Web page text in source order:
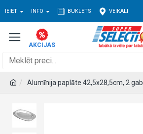
IEIET INFO BUKLETS VEIKALI
Alumīnija paplāte 42,5x28,5cm, 2 gab